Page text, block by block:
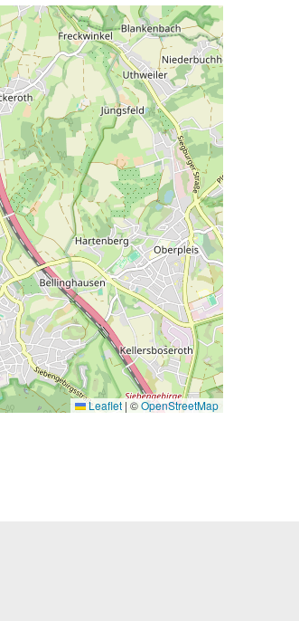
Leaflet | ©OpenStreetMap